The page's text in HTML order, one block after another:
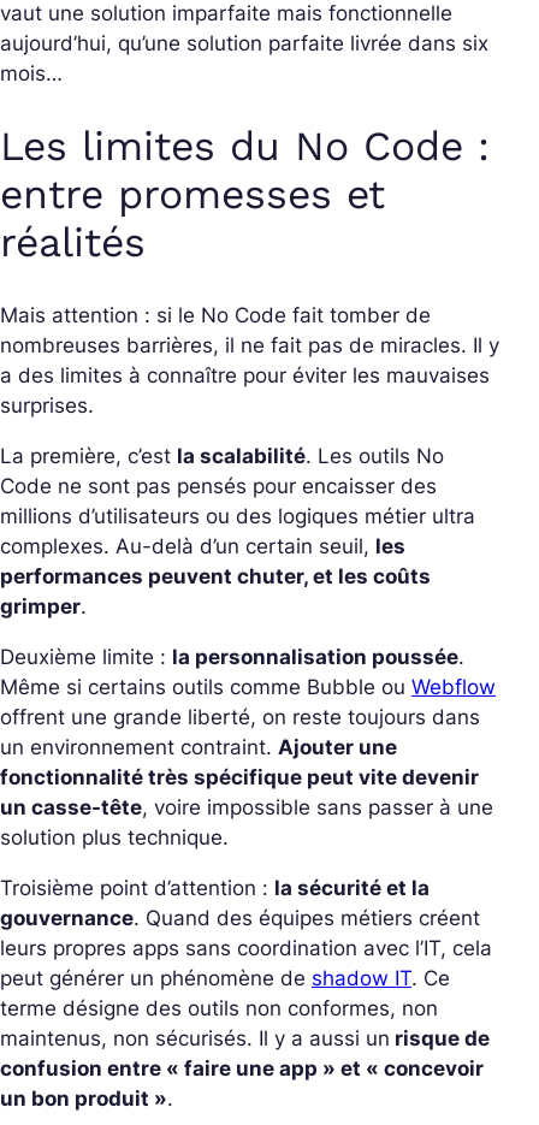
vaut une solution imparfaite mais fonctionnelle
aujourd’hui, qu’une solution parfaite livrée dans six
mois…
Les limites du No Code :
entre promesses et
réalités
Mais attention : si le No Code fait tomber de
nombreuses barrières, il ne fait pas de miracles. Il y
a des limites à connaître pour éviter les mauvaises
surprises.
La première, c’est la scalabilité. Les outils No
Code ne sont pas pensés pour encaisser des
millions d’utilisateurs ou des logiques métier ultra
complexes. Au-delà d’un certain seuil, les
performances peuvent chuter, et les coûts
grimper.
Deuxième limite : la personnalisation poussée.
Même si certains outils comme Bubble ou Webflow
offrent une grande liberté, on reste toujours dans
un environnement contraint. Ajouter une
fonctionnalité très spécifique peut vite devenir
un casse-tête, voire impossible sans passer à une
solution plus technique.
Troisième point d’attention : la sécurité et la
gouvernance. Quand des équipes métiers créent
leurs propres apps sans coordination avec l’IT, cela
peut générer un phénomène de shadow IT. Ce
terme désigne des outils non conformes, non
maintenus, non sécurisés. Il y a aussi un risque de
confusion entre « faire une app » et « concevoir
un bon produit ».